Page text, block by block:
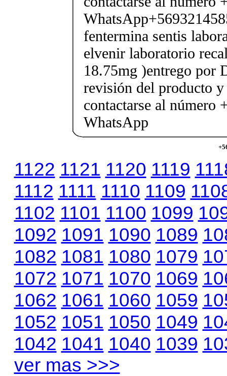
fentermina sentis
elvenir laboratorio
18.75mg )entrego por
revisión del producto
contactarse al número
WhatsApp
1122 1121 1120 1119
1112 1111 1110 1109
1102 1101 1100 1099
1092 1091 1090 1089
1082 1081 1080 1079
1072 1071 1070 1069
1062 1061 1060 1059
1052 1051 1050 1049
1042 1041 1040 1039
ver mas >>>